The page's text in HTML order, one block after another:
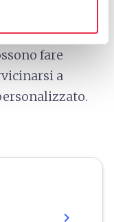
territoriale e
ma anche
fare
a
chevron_right